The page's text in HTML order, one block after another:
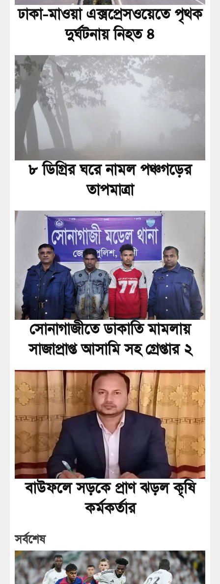
ঢাকা-মাওয়া এক্সপ্রেসওয়েতে পৃথক
দুর্ঘটনায় নিহত ৪
৮ ডিগ্রির ঘরে নামল পঞ্চগড়ের
তাপমাত্রা
সোনাগাজীতে ডাকাতি মামলায়
সাজাপ্রাপ্ত আসামি সহ গ্রেপ্তার ২
বাউফলে সড়কে প্রাণ ঝড়ল কৃষি
কর্মকর্তার
সর্বশেষ